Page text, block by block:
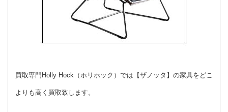
買取専門Holly Hock（ホリホック）では【ザノッタ】の家具をどこ
よりも高く買取致します。